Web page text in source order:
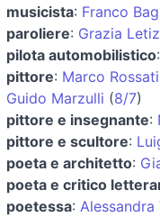
musicista: Franco
paroliere: Grazia
pilota automobilistico:
pittore: Marco Rossati
Guido Marzulli (8/7)
pittore e insegnante:
pittore e scultore:
poeta e architetto:
poeta e critico
poetessa: Alessandra